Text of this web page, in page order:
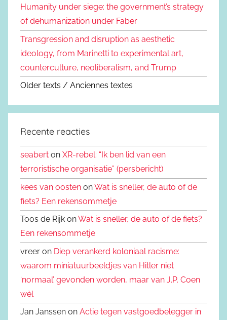
Humanity under siege: the government’s strategy
of dehumanization under Faber
Transgression and disruption as aesthetic
ideology, from Marinetti to experimental art,
counterculture, neoliberalism, and Trump
Older texts / Anciennes textes
Recente reacties
seabert on XR-rebel: “Ik ben lid van een
terroristische organisatie” (persbericht)
kees van oosten onWat is sneller, de auto of de
fiets? Een rekensommetje
Toos de Rijk onWat is sneller, de auto of de fiets?
Een rekensommetje
vreer on Diep verankerd koloniaal racisme:
waarom miniatuurbeeldjes van Hitler niet
‘normaal’ gevonden worden, maar van J.P. Coen
wèl
Jan Janssen on Actie tegen vastgoedbelegger in